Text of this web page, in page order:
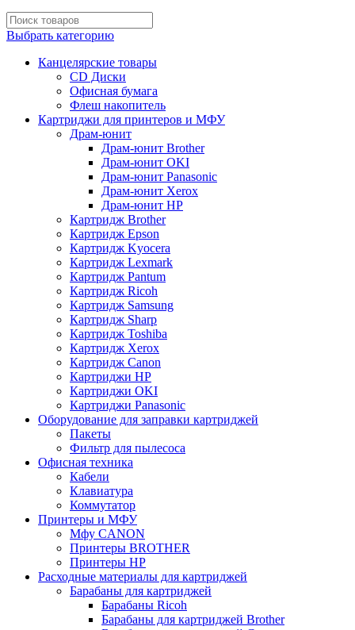
Выбрать категорию
Канцелярские товары
CD Диски
Офисная бумага
Флеш накопитель
Картриджи для принтеров и МФУ
Драм-юнит
Драм-юнит Brother
Драм-юнит OKI
Драм-юнит Panasonic
Драм-юнит Xerox
Драм-юнит НР
Картридж Brother
Картридж Epson
Картридж Kyocera
Картридж Lexmark
Картридж Pantum
Картридж Ricoh
Картридж Samsung
Картридж Sharp
Картридж Toshiba
Картридж Xerox
Картридж Сanon
Картриджи HP
Картриджи OKI
Картриджи Panasonic
Оборудование для заправки картриджей
Пакеты
Фильтр для пылесоса
Офисная техника
Кабели
Клавиатура
Коммутатор
Принтеры и МФУ
Мфу CANON
Принтеры BROTHER
Принтеры HP
Расходные материалы для картриджей
Барабаны для картриджей
Барабаны Ricoh
Барабаны для картриджей Brother